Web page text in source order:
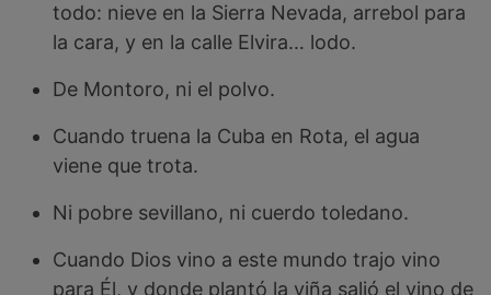
todo: nieve en la Sierra Nevada, arrebol para
la cara, y en la calle Elvira… lodo.
De Montoro, ni el polvo.
Cuando truena la Cuba en Rota, el agua
viene que trota.
Ni pobre sevillano, ni cuerdo toledano.
Cuando Dios vino a este mundo trajo vino
para Él, y donde plantó la viña salió el vino de